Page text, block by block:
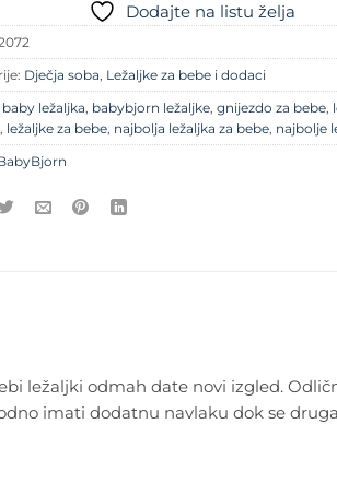
Dodajte na listu želja
Dječja soba, Ležaljke za bebe i dodaci
baby ležaljka, babybjorn ležaljke, gnijezdo za bebe,
, ležaljke za bebe, najbolja ležaljka za bebe, najbolje
ležaljki odmah date novi izgled.
imati dodatnu navlaku dok se